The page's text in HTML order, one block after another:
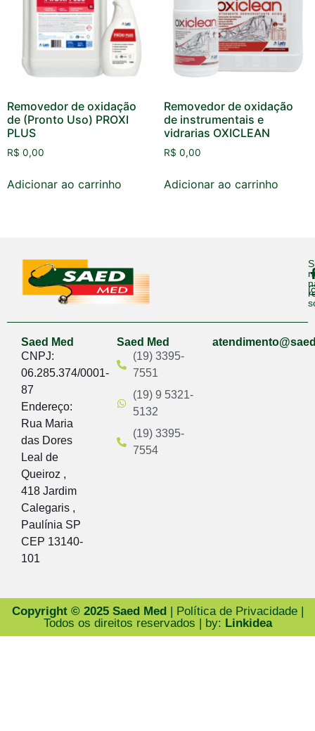
Removedor de oxidação
de (Pronto Uso) PROXI
PLUS
R$ 0,00
Adicionar ao carrinho
Removedor de oxidação
de instrumentais e
vidrarias OXICLEAN
R$ 0,00
Adicionar ao carrinho
Saed Med
CNPJ:
06.285.374/0001-
87
Endereço:
Rua Maria
das Dores
Leal de
Queiroz ,
418 Jardim
Calegaris ,
Paulínia SP
CEP 13140-
101
Saed Med
(19) 3395-
7551
(19) 9 5321-
5132
(19) 3395-
7554
Copyright © 2025 Saed Med| Política de Privacidade |
Todos os direitos reservados | by: Linkidea